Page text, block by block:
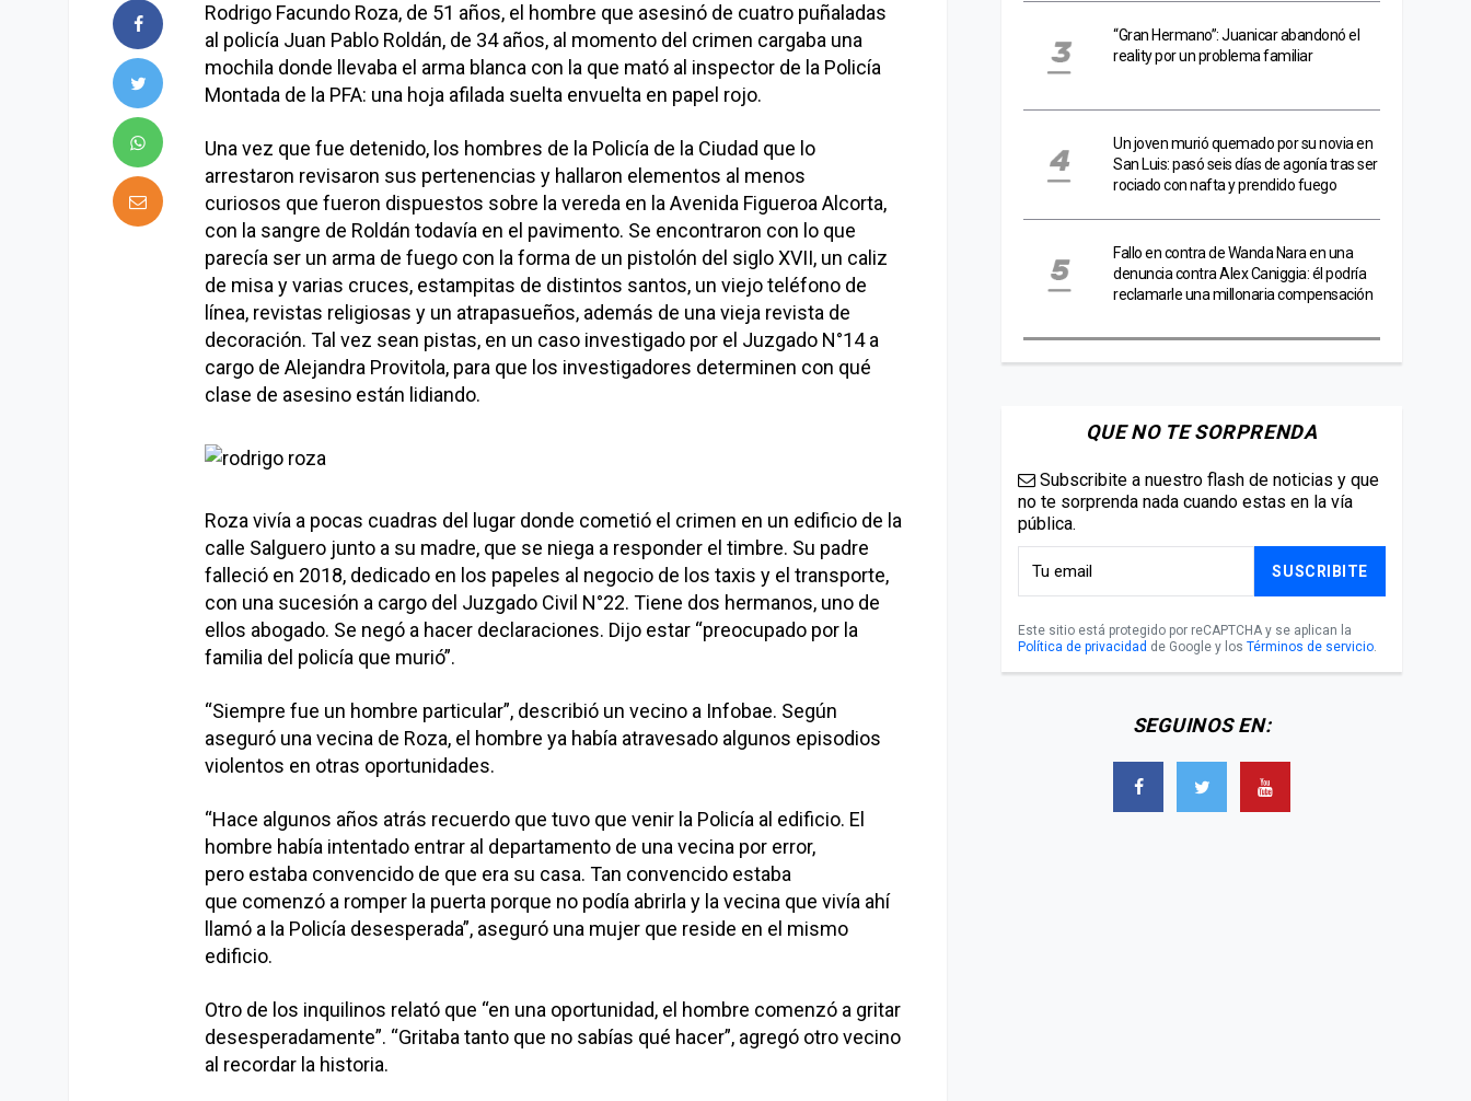
Rodrigo Facundo Roza, de 51 años, el hombre que asesinó de cuatro puñaladas
al policía Juan Pablo Roldán, de 34 años, al momento del crimen cargaba una
mochila donde llevaba el arma blanca con la que mató al inspector de la Policía
Montada de la PFA: una hoja afilada suelta envuelta en papel rojo.
Una vez que fue detenido, los hombres de la Policía de la Ciudad que lo
arrestaron revisaron sus pertenencias y hallaron elementos al menos
curiosos que fueron dispuestos sobre la vereda en la Avenida Figueroa Alcorta,
con la sangre de Roldán todavía en el pavimento. Se encontraron con lo que
parecía ser un arma de fuego con la forma de un pistolón del siglo XVII, un caliz
de misa y varias cruces, estampitas de distintos santos, un viejo teléfono de
línea, revistas religiosas y un atrapasueños, además de una vieja revista de
decoración. Tal vez sean pistas, en un caso investigado por el Juzgado N°14 a
cargo de Alejandra Provitola, para que los investigadores determinen con qué
clase de asesino están lidiando.
Roza vivía a pocas cuadras del lugar donde cometió el crimen en un edificio de la
calle Salguero junto a su madre, que se niega a responder el timbre. Su padre
falleció en 2018, dedicado en los papeles al negocio de los taxis y el transporte,
con una sucesión a cargo del Juzgado Civil N°22. Tiene dos hermanos, uno de
ellos abogado. Se negó a hacer declaraciones. Dijo estar “preocupado por la
familia del policía que murió”.
“Siempre fue un hombre particular”, describió un vecino a Infobae. Según
aseguró una vecina de Roza, el hombre ya había atravesado algunos episodios
violentos en otras oportunidades.
“Hace algunos años atrás recuerdo que tuvo que venir la Policía al edificio. El
hombre había intentado entrar al departamento de una vecina por error,
pero estaba convencido de que era su casa. Tan convencido estaba
que comenzó a romper la puerta porque no podía abrirla y la vecina que vivía ahí
llamó a la Policía desesperada”, aseguró una mujer que reside en el mismo
edificio.
Otro de los inquilinos relató que “en una oportunidad, el hombre comenzó a gritar
desesperadamente”. “Gritaba tanto que no sabías qué hacer”, agregó otro vecino
al recordar la historia.
“Gran Hermano”: Juanicar abandonó el
reality por un problema familiar
Un joven murió quemado por su novia en
San Luis: pasó seis días de agonía tras ser
rociado con nafta y prendido fuego
Fallo en contra de Wanda Nara en una
denuncia contra Alex Caniggia: él podría
reclamarle una millonaria compensación
QUE NO TE SORPRENDA
Subscribite a nuestro flash de noticias y que
no te sorprenda nada cuando estas en la vía
pública.
SUSCRIBITE
Este sitio está protegido por reCAPTCHA y se aplican la
Política de privacidad de Google y los Términos de servicio.
SEGUINOS EN: